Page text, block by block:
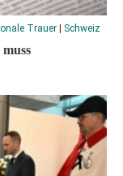
Trauer | Schweiz